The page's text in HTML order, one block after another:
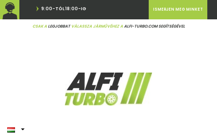
9:00-TÓL 18:00-IG
CSAK ALEGJOBBATVÁLASSZA JÁRMŰVÉHEZ AALFI-TURBO.COM SEGÍTSÉGÉVEL
ISMERJEN MEG MINKET
